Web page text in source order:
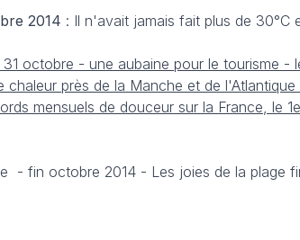
2014 : Il n'avait jamais fait plus de
octobre - une aubaine pour le tourisme -
chaleur près de la Manche et de
mensuels de douceur sur la France, le
- fin octobre 2014 - Les joies de la plage